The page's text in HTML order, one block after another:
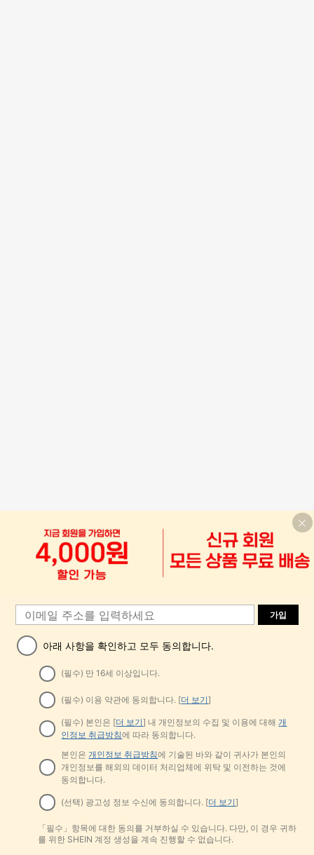
가입
아래 사항을 확인하고 모두 동의합니다.
(필수) 만 16세 이상입니다.
(필수) 이용 약관에 동의합니다. [더 보기]
(필수) 본인은 [더 보기] 내 개인정보의 수집 및 이용에 대해개
인정보 취급방침에 따라 동의합니다.
본인은 개인정보 취급방침에 기술된 바와 같이 귀사가 본인의
개인정보를 해외의 데이터 처리업체에 위탁 및 이전하는 것에
동의합니다.
(선택) 광고성 정보 수신에 동의합니다. [더 보기]
「필수」항목에 대한 동의를 거부하실 수 있습니다. 다만, 이 경우 귀하
를 위한 SHEIN 계정 생성을 계속 진행할 수 없습니다.